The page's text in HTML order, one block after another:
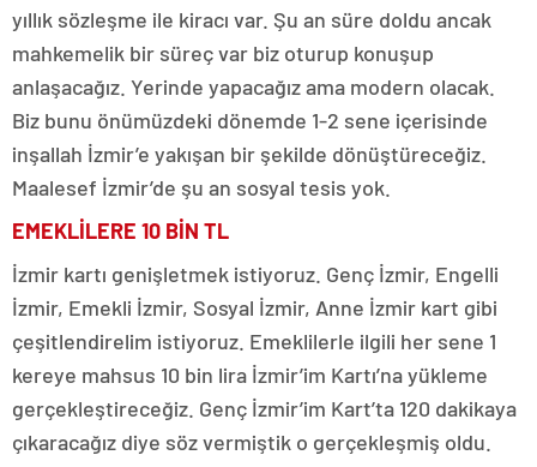
yıllık sözleşme ile kiracı var. Şu an süre doldu ancak
mahkemelik bir süreç var biz oturup konuşup
anlaşacağız. Yerinde yapacağız ama modern olacak.
Biz bunu önümüzdeki dönemde 1-2 sene içerisinde
inşallah İzmir’e yakışan bir şekilde dönüştüreceğiz.
Maalesef İzmir’de şu an sosyal tesis yok.
EMEKLİLERE 10 BİN TL
İzmir kartı genişletmek istiyoruz. Genç İzmir, Engelli
İzmir, Emekli İzmir, Sosyal İzmir, Anne İzmir kart gibi
çeşitlendirelim istiyoruz. Emeklilerle ilgili her sene 1
kereye mahsus 10 bin lira İzmir’im Kartı’na yükleme
gerçekleştireceğiz. Genç İzmir’im Kart’ta 120 dakikaya
çıkaracağız diye söz vermiştik o gerçekleşmiş oldu.